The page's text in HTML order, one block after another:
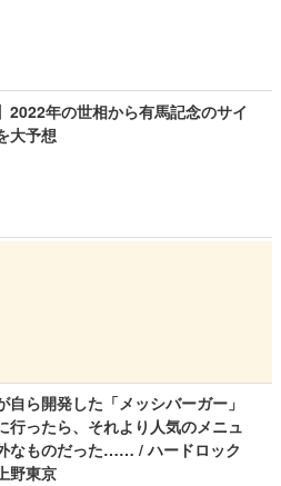
2022年の世相から有馬記念のサイ
大予想
自ら開発した「メッシバーガー」
行ったら、それより人気のメニュ
なものだった…… / ハードロック
野東京